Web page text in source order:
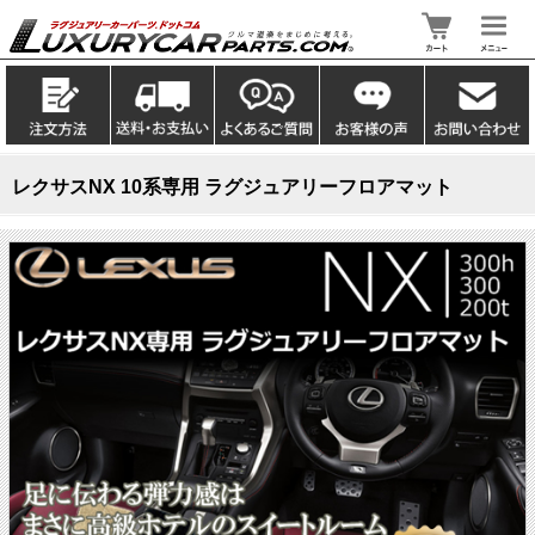
レクサスNX 10系専用 ラグジュアリーフロアマット